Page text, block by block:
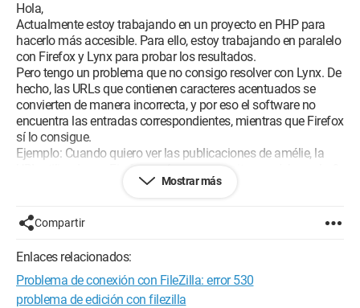
Hola,
Actualmente estoy trabajando en un proyecto en PHP para
hacerlo más accesible. Para ello, estoy trabajando en paralelo
con Firefox y Lynx para probar los resultados.
Pero tengo un problema que no consigo resolver con Lynx. De
hecho, las URLs que contienen caracteres acentuados se
convierten de manera incorrecta, y por eso el software no
encuentra las entradas correspondientes, mientras que Firefox
sí lo consigue.
Ejemplo: Cuando quiero ver las publicaciones de amélie, la
URL utilizada por Firefox será: www.monsite.com/show.php?
author=Am%C3%A9lie
y me indicará que no existe tal autor. Veo que es un problema
de codificación de caracteres acentuados, pero no sé cómo
resolverlo.
¡Gracias de antemano!
Reggio
Mostrar más
Compartir
Enlaces relacionados:
Problema de conexión con FileZilla: error 530
problema de edición con filezilla